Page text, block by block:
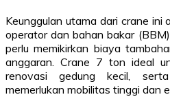
Keunggulan utama dari crane ini
operator dan bahan bakar
perlu memikirkan biaya
anggaran. Crane 7 ton ideal
renovasi gedung kecil,
memerlukan mobilitas tinggi dan